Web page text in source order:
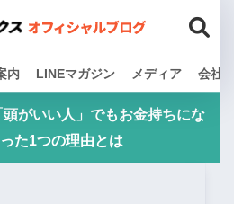
内 LINEマガジン メディア 会社
がいい人」でもお金持ちにな
た1つの理由とは